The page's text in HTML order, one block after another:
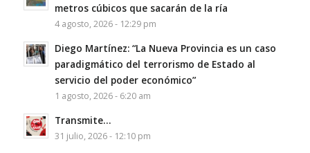
metros cúbicos que sacarán de la ría
4 agosto, 2026 - 12:29 pm
Diego Martínez: “La Nueva Provincia es un caso
paradigmático del terrorismo de Estado al
servicio del poder económico”
1 agosto, 2026 - 6:20 am
Transmite…
31 julio, 2026 - 12:10 pm